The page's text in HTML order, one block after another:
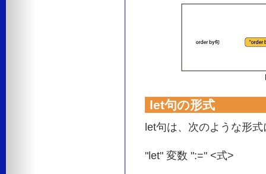
let句の形式
let句は、次のような形
"let" 変数 ":=" <式>